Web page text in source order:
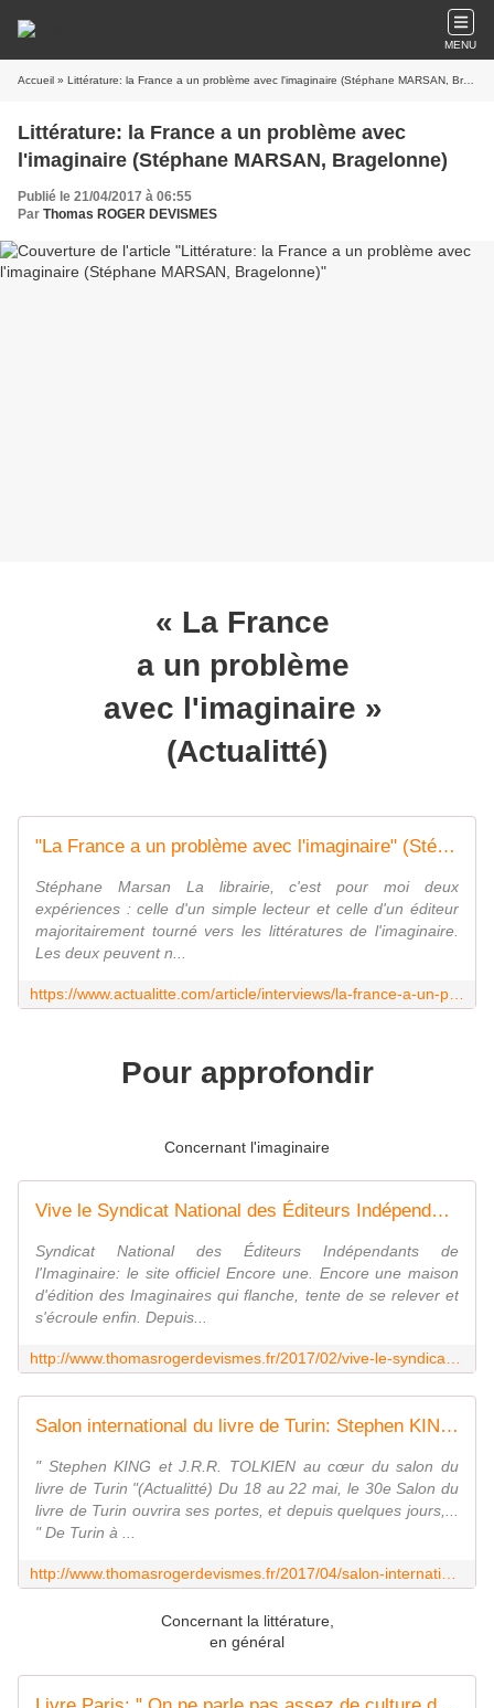
MENU
Accueil » Littérature: la France a un problème avec l'imaginaire (Stéphane MARSAN, Bragelonne)
Littérature: la France a un problème avec
l'imaginaire (Stéphane MARSAN, Bragelonne)
Publié le 21/04/2017 à 06:55
Par Thomas ROGER DEVISMES
« La France
a un problème
avec l'imaginaire »
(Actualitté)
"La France a un problème avec l'imaginaire" (Stéphane Marsan, Bragelonne)
Stéphane Marsan La librairie, c'est pour moi deux
expériences : celle d'un simple lecteur et celle d'un éditeur
majoritairement tourné vers les littératures de l'imaginaire.
Les deux peuvent n...
Pour approfondir
Concernant l'imaginaire
Vive le Syndicat National des Éditeurs Indépendants de l'Imaginaire! - Les écrits d'un poète français
Syndicat National des Éditeurs Indépendants de
l'Imaginaire: le site officiel Encore une. Encore une maison
d'édition des Imaginaires qui flanche, tente de se relever et
s'écroule enfin. Depuis...
Salon international du livre de Turin: Stephen KING, TOLKIEN et Montreuil à l'honneur - Les écrits d'un poète français
" Stephen KING et J.R.R. TOLKIEN au cœur du salon du
livre de Turin "(Actualitté) Du 18 au 22 mai, le 30e Salon du
livre de Turin ouvrira ses portes, et depuis quelques jours,...
" De Turin à ...
Concernant la littérature,
en général